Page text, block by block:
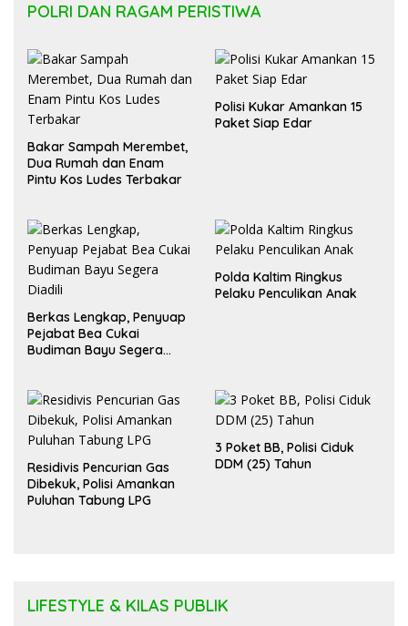
POLRI DAN RAGAM PERISTIWA
Bakar Sampah Merembet,
Dua Rumah dan Enam
Pintu Kos Ludes Terbakar
Polisi Kukar Amankan 15
Paket Siap Edar
Berkas Lengkap, Penyuap
Pejabat Bea Cukai
Budiman Bayu Segera
Polda Kaltim Ringkus
Pelaku Penculikan Anak
Residivis Pencurian Gas
Dibekuk, Polisi Amankan
Puluhan Tabung LPG
3 Poket BB, Polisi Ciduk
DDM (25) Tahun
LIFESTYLE & KILAS PUBLIK